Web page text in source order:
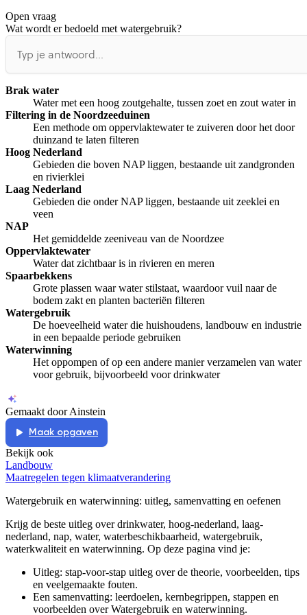
De uitleg gaat te langzaam
Open vraag
Wat wordt er bedoeld met watergebruik?
Brak water
Water met een hoog zoutgehalte, tussen zoet en zout water in
Filtering in de Noordzeeduinen
Een methode om oppervlaktewater te zuiveren door het door
duinzand te laten filteren
Hoog Nederland
Gebieden die boven NAP liggen, bestaande uit zandgronden
en rivierklei
Laag Nederland
Gebieden die onder NAP liggen, bestaande uit zeeklei en
veen
NAP
Het gemiddelde zeeniveau van de Noordzee
Oppervlaktewater
Water dat zichtbaar is in rivieren en meren
Spaarbekkens
Grote plassen waar water stilstaat, waardoor vuil naar de
bodem zakt en planten bacteriën filteren
Watergebruik
De hoeveelheid water die huishoudens, landbouw en industrie
in een bepaalde periode gebruiken
Waterwinning
Het oppompen of op een andere manier verzamelen van water
voor gebruik, bijvoorbeeld voor drinkwater
Gemaakt door Ainstein
Maak opgaven
Bekijk ook
Landbouw
Maatregelen tegen klimaatverandering
Watergebruik en waterwinning: uitleg, samenvatting en oefenen
Krijg de beste uitleg over drinkwater, hoog-nederland, laag-
nederland, nap, water, waterbeschikbaarheid, watergebruik,
waterkwaliteit en waterwinning. Op deze pagina vind je:
Uitleg: stap-voor-stap uitleg over de theorie, voorbeelden, tips
en veelgemaakte fouten.
Een samenvatting: leerdoelen, kernbegrippen, stappen en
voorbeelden overWatergebruik en waterwinning.